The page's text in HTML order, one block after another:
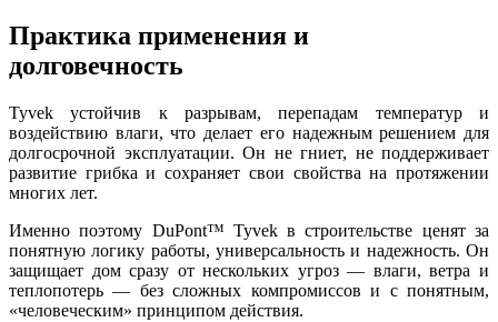
Практика применения и
долговечность
Tyvek устойчив к разрывам, перепадам температур и
воздействию влаги, что делает его надежным решением для
долгосрочной эксплуатации. Он не гниет, не поддерживает
развитие грибка и сохраняет свои свойства на протяжении
многих лет.
Именно поэтому DuPont™ Tyvek в строительстве ценят за
понятную логику работы, универсальность и надежность. Он
защищает дом сразу от нескольких угроз — влаги, ветра и
теплопотерь — без сложных компромиссов и с понятным,
«человеческим» принципом действия.